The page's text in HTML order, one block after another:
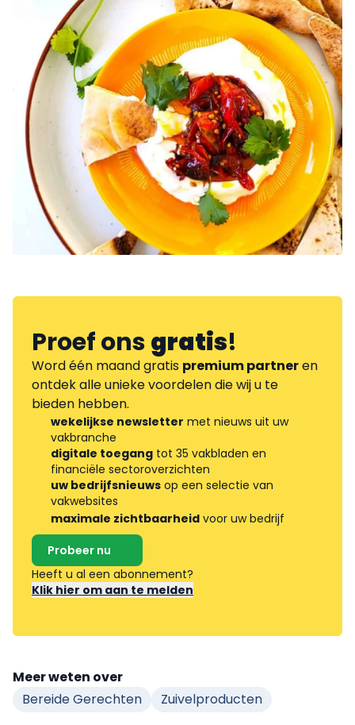
Proef onsgratis!
Word één maand gratis premium partneren
ontdek alle unieke voordelen die wij u te
bieden hebben.
wekelijkse newsletter met nieuws uit uw
vakbranche
digitale toegang tot 35 vakbladen en
financiële sectoroverzichten
uw bedrijfsnieuws op een selectie van
vakwebsites
maximale zichtbaarheid voor uw bedrijf
Probeer nu
Heeft u al een abonnement?
Klik hier om aan te melden
Meer weten over
Bereide Gerechten
Zuivelproducten